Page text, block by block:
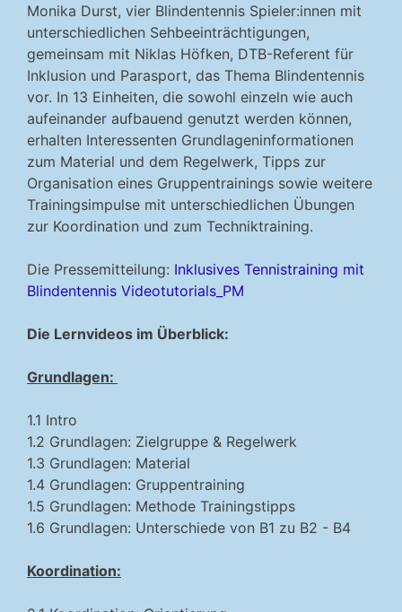
Monika Durst, vier Blindentennis Spieler:innen mit
unterschiedlichen Sehbeeinträchtigungen,
gemeinsam mit Niklas Höfken, DTB-Referent für
Inklusion und Parasport, das Thema Blindentennis
vor. In 13 Einheiten, die sowohl einzeln wie auch
aufeinander aufbauend genutzt werden können,
erhalten Interessenten Grundlageninformationen
zum Material und dem Regelwerk, Tipps zur
Organisation eines Gruppentrainings sowie weitere
Trainingsimpulse mit unterschiedlichen Übungen
zur Koordination und zum Techniktraining.
Die Pressemitteilung: Inklusives Tennistraining mit
Blindentennis Videotutorials_PM
Die Lernvideos im Überblick:
Grundlagen:
1.1 Intro
1.2 Grundlagen: Zielgruppe & Regelwerk
1.3 Grundlagen: Material
1.4 Grundlagen: Gruppentraining
1.5 Grundlagen: Methode Trainingstipps
1.6 Grundlagen: Unterschiede von B1 zu B2 - B4
Koordination: